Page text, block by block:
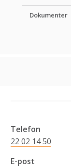
Dokumenter
Telefon
22 02 14 50
E-post